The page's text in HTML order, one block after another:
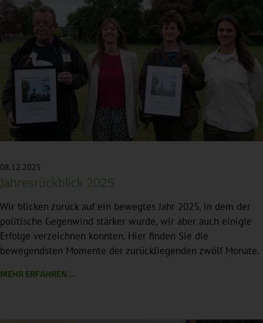
08.12.2025
Jahresrückblick 2025
Wir blicken zurück auf ein bewegtes Jahr 2025, in dem der
politische Gegenwind stärker wurde, wir aber auch einigie
Erfolge verzeichnen konnten. Hier finden Sie die
bewegendsten Momente der zurückliegenden zwölf Monate.
MEHR ERFAHREN ...